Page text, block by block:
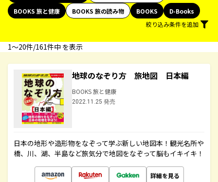
BOOKS 旅と健康
BOOKS 旅の読み物 BOOKS
D-Books
絞り込み条件を追加
1〜20件/161件中 を表示
地球のなぞり方 旅地図 日本編
BOOKS 旅と健康
2022.11.25 発売
日本の地形や造形物をなぞって学ぶ新しい地図本！観光名所や
橋、川、湖、半島など旅気分で地図をなぞって脳もイキイキ！
詳細を見る